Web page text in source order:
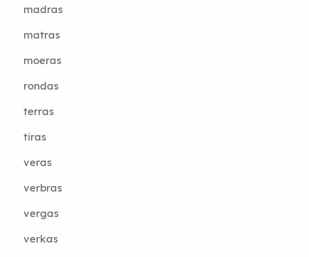
madras
matras
moeras
rondas
terras
tiras
veras
verbras
vergas
verkas